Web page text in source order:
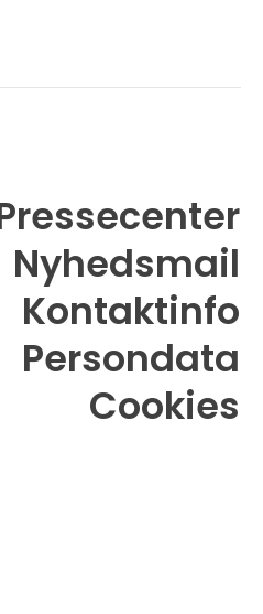
Nyhedsmail
Kontaktinfo
Persondata
Cookies